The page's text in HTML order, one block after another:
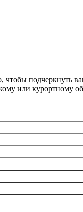
чтобы подчеркнуть
или